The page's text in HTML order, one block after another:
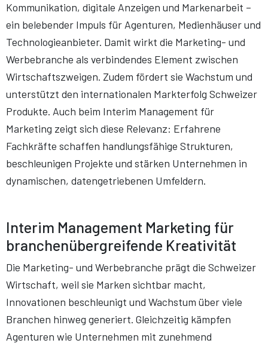
Kommunikation, digitale Anzeigen und Markenarbeit –
ein belebender Impuls für Agenturen, Medienhäuser und
Technologieanbieter. Damit wirkt die Marketing- und
Werbebranche als verbindendes Element zwischen
Wirtschaftszweigen. Zudem fördert sie Wachstum und
unterstützt den internationalen Markterfolg Schweizer
Produkte. Auch beim Interim Management für
Marketing zeigt sich diese Relevanz: Erfahrene
Fachkräfte schaffen handlungsfähige Strukturen,
beschleunigen Projekte und stärken Unternehmen in
dynamischen, datengetriebenen Umfeldern.
Interim Management Marketing für
branchenübergreifende Kreativität
Die Marketing- und Werbebranche prägt die Schweizer
Wirtschaft, weil sie Marken sichtbar macht,
Innovationen beschleunigt und Wachstum über viele
Branchen hinweg generiert. Gleichzeitig kämpfen
Agenturen wie Unternehmen mit zunehmend